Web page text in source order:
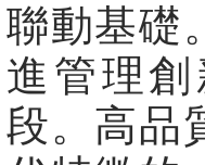
聯動基礎
進管理
段。高品